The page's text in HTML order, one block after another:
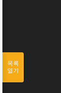
목록
열기